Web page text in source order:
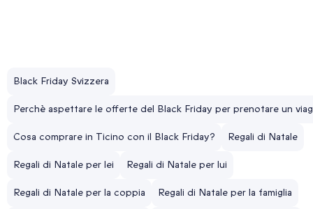
Black Friday Svizzera
Perchè aspettare le offerte del Black Friday per prenotare un
Cosa comprare in Ticino con il Black Friday? Regali di Natale
Regali di Natale per lei Regali di Natale per lui
Regali di Natale per la coppia Regali di Natale per la famiglia